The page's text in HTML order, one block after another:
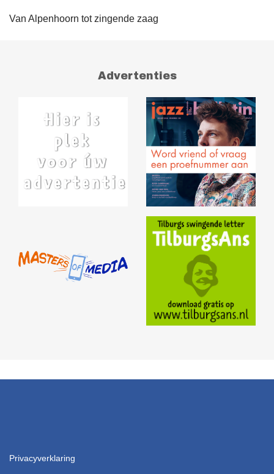
Van Alpenhoorn tot zingende zaag
Advertenties
Privacyverklaring